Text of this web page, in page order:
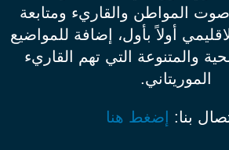
صوت المواطن والقاريء ومتابعة
أولاً بأول، إضافة للمواضيع
والمتنوعة التي تهم القاريء
الموريتاني.
بنا: إضغط هنا